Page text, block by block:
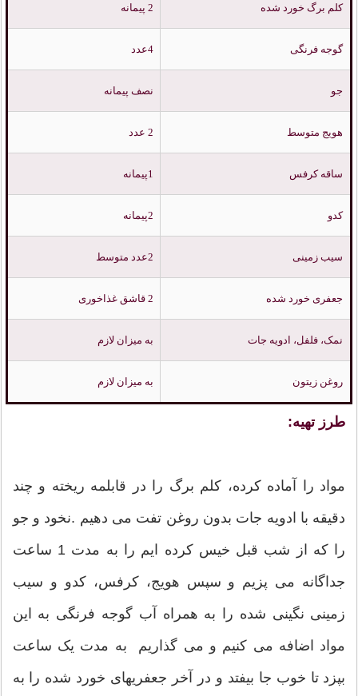
کلم برگ خورد شده 2 پیمانه
گوجه فرنگی 4عدد
جو نصف پیمانه
هویج متوسط 2 عدد
ساقه کرفس 1پیمانه
کدو 2پیمانه
سیب زمینی 2عدد متوسط
جعفری خورد شده 2 قاشق غذاخوری
نمک، فلفل، ادویه جات به میزان لازم
روغن زیتون به میزان لازم
طرز تهیه:
مواد را آماده کرده، کلم برگ را در قابلمه ریخته و چند
دقیقه با ادویه جات بدون روغن تفت می دهیم .نخود و جو
را که از شب قبل خیس کرده ایم را به مدت 1 ساعت
جداگانه می پزیم و سپس هویج، کرفس، کدو و سیب
زمینی نگینی شده را به همراه آب گوجه فرنگی به این
مواد اضافه می کنیم و می گذاریم به مدت یک ساعت
بپزد تا خوب جا بیفتد و در آخر جعفریهای خورد شده را به